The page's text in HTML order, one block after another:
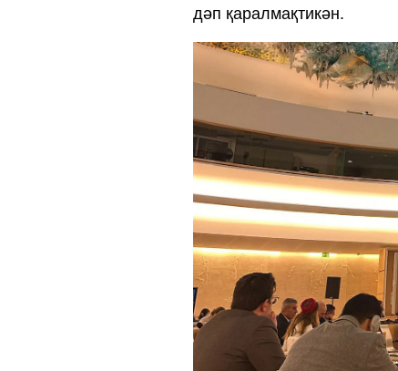
дәп қаралмақтикән.